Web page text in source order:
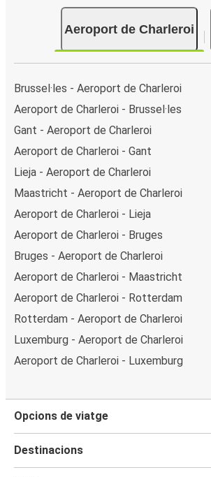
Aeroport de Charleroi
Brussel·les - Aeroport de Charleroi
Aeroport de Charleroi - Brussel·les
Gant - Aeroport de Charleroi
Aeroport de Charleroi - Gant
Lieja - Aeroport de Charleroi
Maastricht - Aeroport de Charleroi
Aeroport de Charleroi - Lieja
Aeroport de Charleroi - Bruges
Bruges - Aeroport de Charleroi
Aeroport de Charleroi - Maastricht
Aeroport de Charleroi - Rotterdam
Rotterdam - Aeroport de Charleroi
Luxemburg - Aeroport de Charleroi
Aeroport de Charleroi - Luxemburg
Opcions de viatge
Destinacions